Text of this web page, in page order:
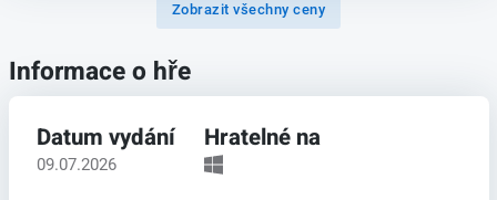
Zobrazit všechny ceny
Informace o hře
Datum vydání
09.07.2026
Hratelné na